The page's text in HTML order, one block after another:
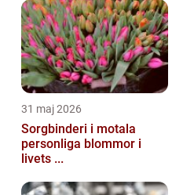
31 maj 2026
Sorgbinderi i motala
personliga blommor i
livets ...